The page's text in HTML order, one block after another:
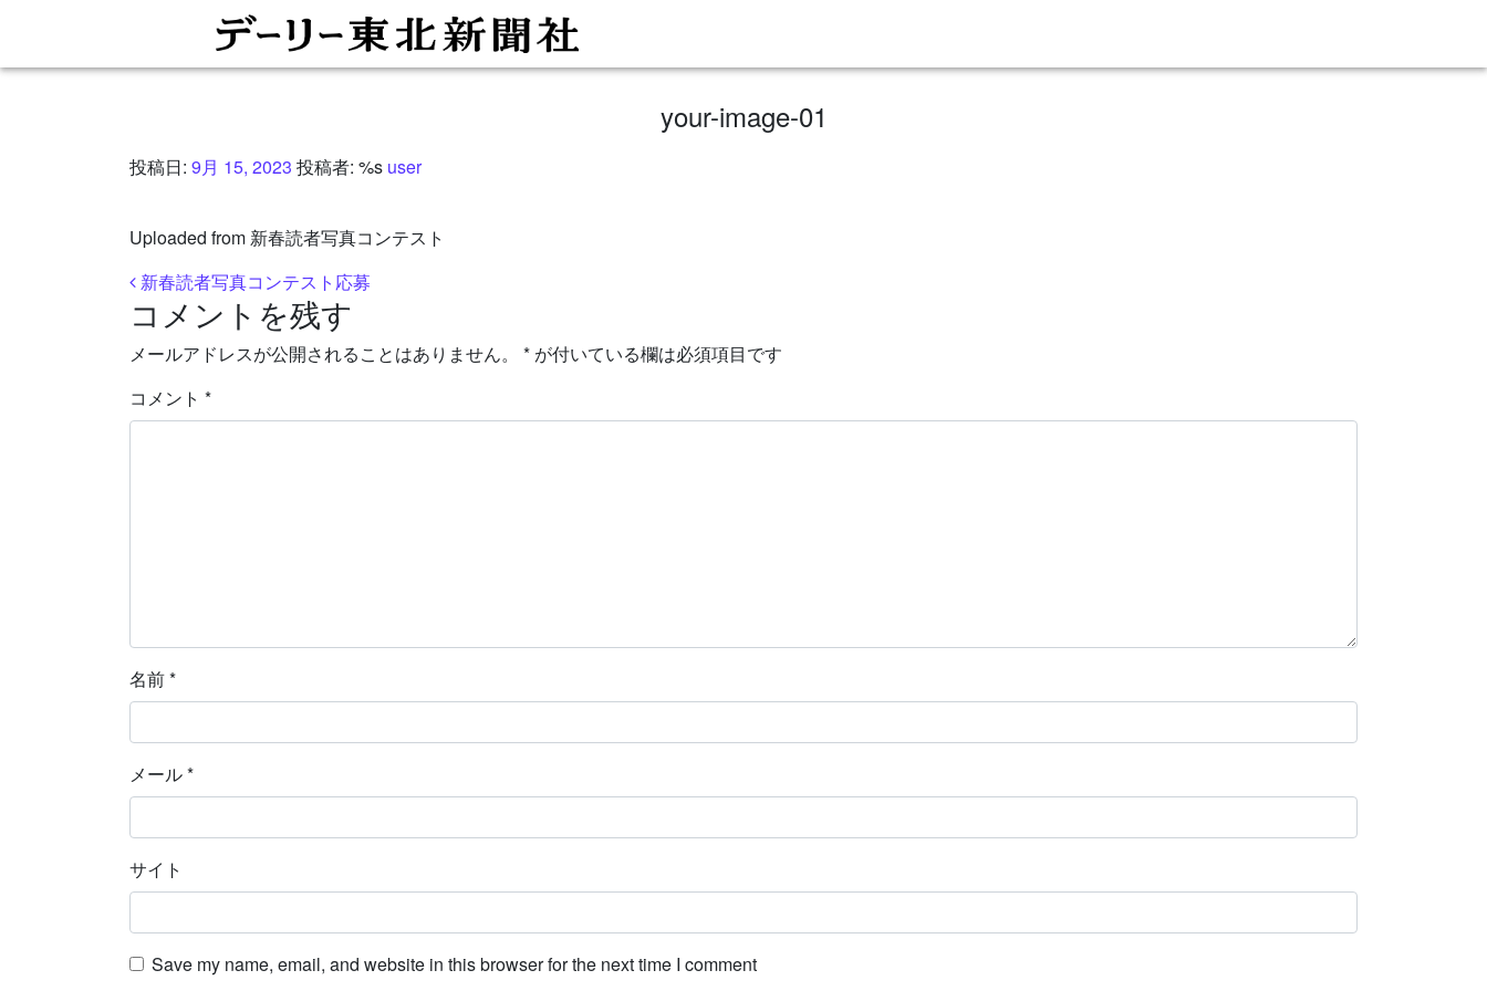
your-image-01
投稿日: 9月 15, 2023 投稿者: %s user
Uploaded from 新春読者写真コンテスト
投稿ナビゲーション
新春読者写真コンテスト応募
コメントを残す
メールアドレスが公開されることはありません。 * が付いている欄は必須項目です
コメント *
名前*
メール*
サイト
Save my name, email, and website in this browser for the next time I comment